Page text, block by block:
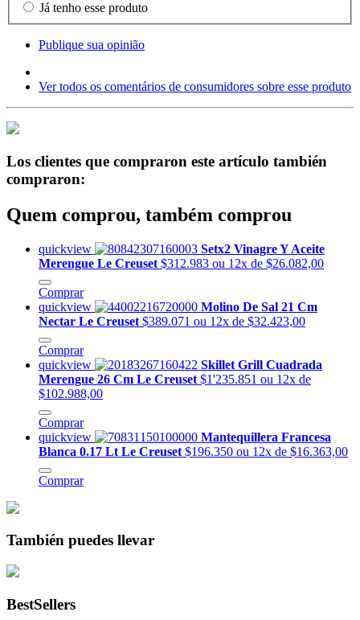
Já tenho esse produto
Publique sua opinião
Ver todos os comentários de consumidores sobre esse produto
Los clientes que compraron este artículo también
compraron:
Quem comprou, também comprou
quickview
Setx2 Vinagre Y Aceite
Merengue Le Creuset $312.983 ou 12x de $26.082,00
Comprar
quickview
Molino De Sal 21 Cm
Nectar Le Creuset $389.071 ou 12x de $32.423,00
Comprar
quickview
Skillet Grill Cuadrada
Merengue 26 Cm Le Creuset $1'235.851 ou 12x de
$102.988,00
Comprar
quickview
Mantequillera Francesa
Blanca 0.17 Lt Le Creuset $196.350 ou 12x de $16.363,00
Comprar
También puedes llevar
BestSellers